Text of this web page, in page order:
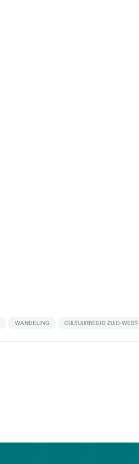
WANDELING CULTUURREGIO ZUID-